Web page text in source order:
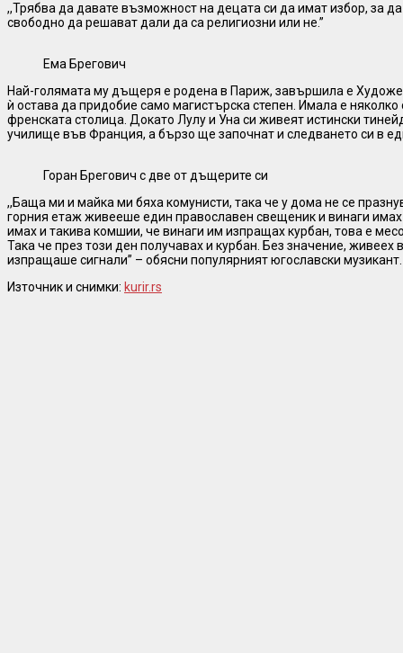
,,Трябва да давате възможност на децата си да имат избор, за
свободно да решават дали да са религиозни или не.”
Ема Брегович
Най-голямата му дъщеря е родена в Париж, завършила е
ѝ остава да придобие само магистърска степен. Имала е
френската столица. Докато Лулу и Уна си живеят истински
училище във Франция, а бързо ще започнат и следването си в
Горан Брегович с две от дъщерите си
,,Баща ми и майка ми бяха комунисти, така че у дома не се
горния етаж живееше един православен свещеник и винаги
имах и такива комшии, че винаги им изпращах курбан, това е
Така че през този ден получавах и курбан. Без значение,
изпращаше сигнали” – обясни популярният югославски музикант.
Източник и снимки: kurir.rs